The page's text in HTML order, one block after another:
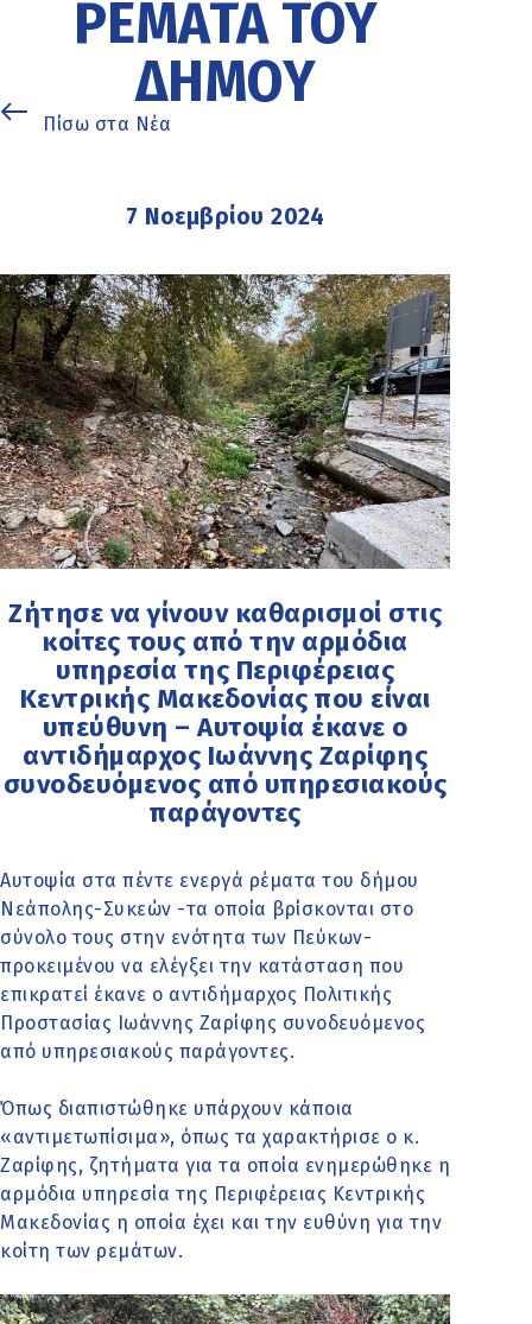
ΡΈΜΑΤΑ ΤΟΥ
ΔΉΜΟΥ
Πίσω στα Νέα
7 Νοεμβρίου 2024
Ζήτησε να γίνουν καθαρισμοί στις
κοίτες τους από την αρμόδια
υπηρεσία της Περιφέρειας
Κεντρικής Μακεδονίας που είναι
υπεύθυνη – Αυτοψία έκανε ο
αντιδήμαρχος Ιωάννης Ζαρίφης
συνοδευόμενος από υπηρεσιακούς
παράγοντες
Αυτοψία στα πέντε ενεργά ρέματα του δήμου
Νεάπολης-Συκεών -τα οποία βρίσκονται στο
σύνολο τους στην ενότητα των Πεύκων-
προκειμένου να ελέγξει την κατάσταση που
επικρατεί έκανε ο αντιδήμαρχος Πολιτικής
Προστασίας Ιωάννης Ζαρίφης συνοδευόμενος
από υπηρεσιακούς παράγοντες.
Όπως διαπιστώθηκε υπάρχουν κάποια
«αντιμετωπίσιμα», όπως τα χαρακτήρισε ο κ.
Ζαρίφης, ζητήματα για τα οποία ενημερώθηκε η
αρμόδια υπηρεσία της Περιφέρειας Κεντρικής
Μακεδονίας η οποία έχει και την ευθύνη για την
κοίτη των ρεμάτων.